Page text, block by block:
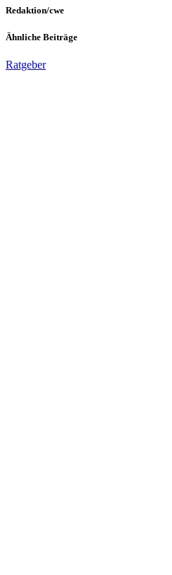
Redaktion/cwe
Ähnliche Beiträge
Ratgeber